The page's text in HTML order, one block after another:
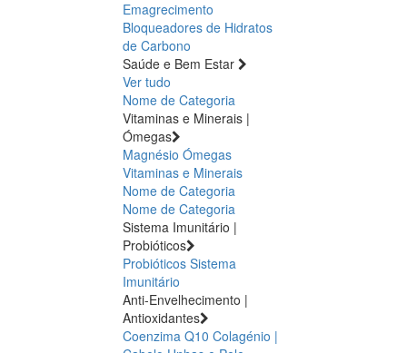
Emagrecimento
Bloqueadores de Hidratos
de Carbono
Saúde e Bem Estar
Ver tudo
Nome de Categoria
Vitaminas e Minerais |
Ómegas
Magnésio Ómegas
Vitaminas e Minerais
Nome de Categoria
Nome de Categoria
Sistema Imunitário |
Probióticos
Probióticos Sistema
Imunitário
Anti-Envelhecimento |
Antioxidantes
Coenzima Q10 Colagénio |